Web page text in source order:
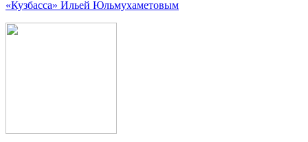
«Кузбасса» Ильей Юльмухаметовым